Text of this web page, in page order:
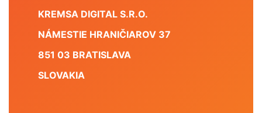
KREMSA DIGITAL S.R.O.
NÁMESTIE HRANIČIAROV 37
851 03 BRATISLAVA
SLOVAKIA